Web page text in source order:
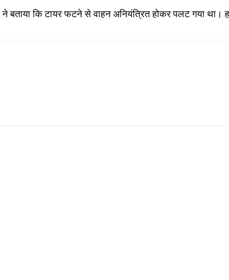
ने बताया कि टायर फटने से वाहन अनियंत्रित होकर पलट गया